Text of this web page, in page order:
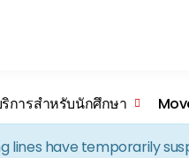
การสำหรับนักศึกษา
lines have temporarily